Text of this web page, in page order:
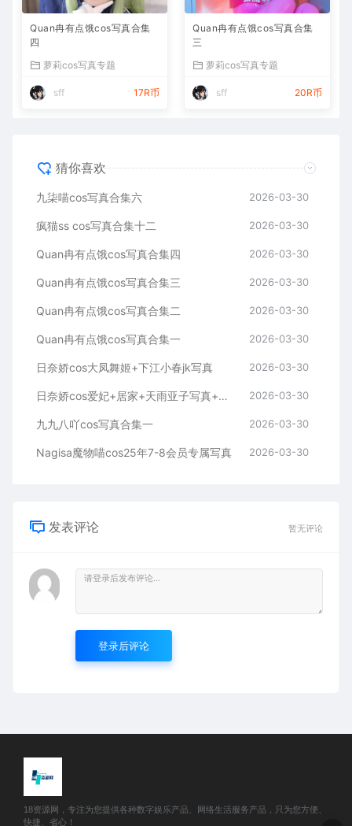
Quan冉有点饿cos写真合集
四
萝莉cos写真专题
sff 17R币
Quan冉有点饿cos写真合集
三
萝莉cos写真专题
sff 20R币
猜你喜欢
九柒喵cos写真合集六 2026-03-30
疯猫ss cos写真合集十二 2026-03-30
Quan冉有点饿cos写真合集四 2026-03-30
Quan冉有点饿cos写真合集三 2026-03-30
Quan冉有点饿cos写真合集二 2026-03-30
Quan冉有点饿cos写真合集一 2026-03-30
日奈娇cos大凤舞姬+下江小春jk写真 2026-03-30
日奈娇cos爱妃+居家+天雨亚子写真+视频 2026-03-30
九九八吖cos写真合集一 2026-03-30
Nagisa魔物喵cos25年7-8会员专属写真 2026-03-30
发表评论 暂无评论
登录后评论
18资源网，专注为您提供各种数字娱乐产品、网络生活服务产品，只为您方便、
快捷、省心！